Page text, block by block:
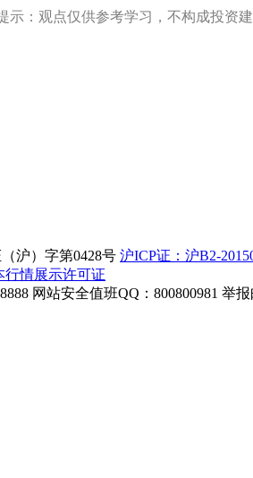
示：观点仅供参考学习，不构成投资
沪）字第0428号 沪ICP证：沪B2-
行情展示许可证
网站安全值班QQ：800800981 举报